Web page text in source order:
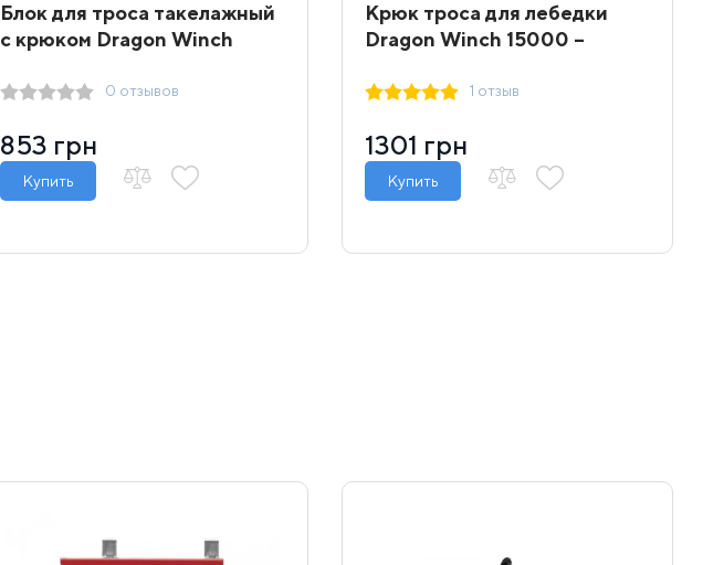
Блок для троса такелажный
с крюком Dragon Winch
0 отзывов
853 грн
Купить
Крюк троса для лебедки
Dragon Winch 15000 –
1 отзыв
1301 грн
Купить